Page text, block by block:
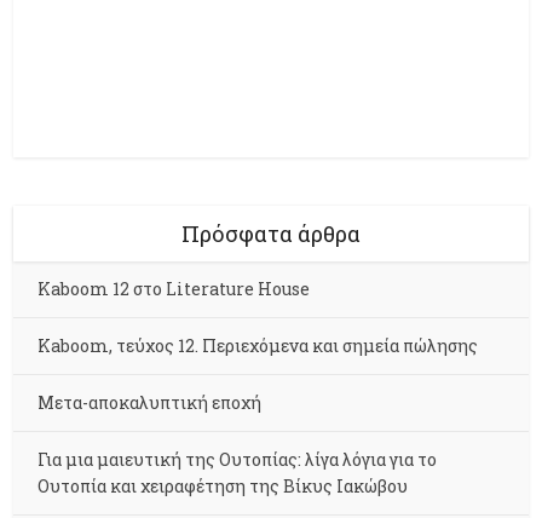
Πρόσφατα άρθρα
Kaboom 12 στο Literature House
Kaboom, τεύχος 12. Περιεχόμενα και σημεία πώλησης
Μετα-αποκαλυπτική εποχή
Για μια μαιευτική της Ουτοπίας: λίγα λόγια για το
Ουτοπία και χειραφέτηση της Βίκυς Ιακώβου